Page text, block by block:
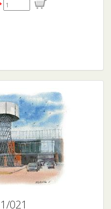
021